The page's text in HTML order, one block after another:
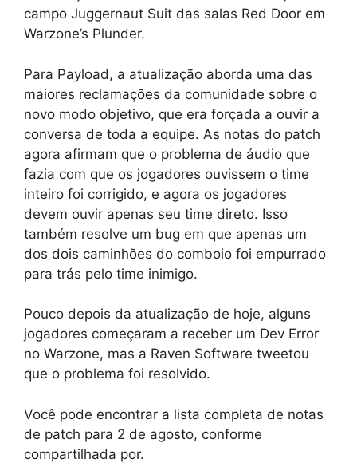
campo Juggernaut Suit das salas Red Door em
Warzone’s Plunder.
Para Payload, a atualização aborda uma das
maiores reclamações da comunidade sobre o
novo modo objetivo, que era forçada a ouvir a
conversa de toda a equipe. As notas do patch
agora afirmam que o problema de áudio que
fazia com que os jogadores ouvissem o time
inteiro foi corrigido, e agora os jogadores
devem ouvir apenas seu time direto. Isso
também resolve um bug em que apenas um
dos dois caminhões do comboio foi empurrado
para trás pelo time inimigo.
Pouco depois da atualização de hoje, alguns
jogadores começaram a receber um Dev Error
no Warzone, mas a Raven Software tweetou
que o problema foi resolvido.
Você pode encontrar a lista completa de notas
de patch para 2 de agosto, conforme
compartilhada por.